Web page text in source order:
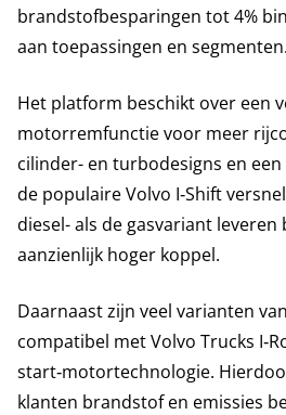
brandstofbesparingen tot 4%
aan toepassingen en segmenten.
Het platform beschikt over een
motorremfunctie voor meer
cilinder- en turbodesigns en
de populaire Volvo I‑Shift
diesel- als de gasvariant leveren
aanzienlijk hoger koppel.
Daarnaast zijn veel varianten
compatibel met Volvo Trucks
start‑motortechnologie.
klanten brandstof en emissies